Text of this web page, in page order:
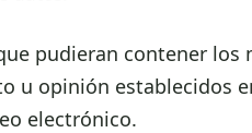
pudieran contener los
u opinión establecidos
electrónico.